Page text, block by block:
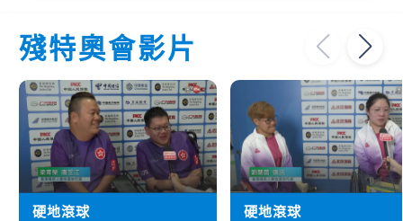
殘特奧會影片
硬地滾球
硬地滾球